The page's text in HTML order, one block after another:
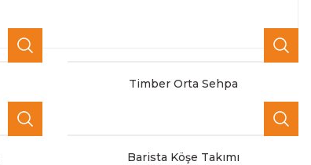
Timber Orta Sehpa
Barista Köşe Takımı